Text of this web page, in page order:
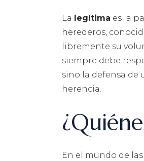
La legítima es la
herederos,
libremente su
siempre debe
sino la defensa de
herencia.
En el mundo de